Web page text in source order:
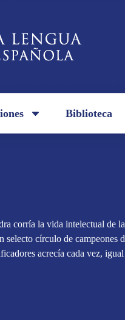
Biblioteca
corría la vida intelectual de
selecto círculo de campeones
acrecía cada vez,